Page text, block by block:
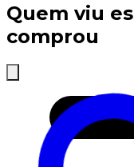
Quem viu
comprou